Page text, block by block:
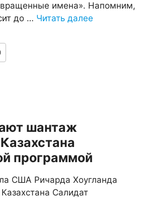
имена». Напомним,
до … Читать далее
шантаж
программой
США Ричарда Хоугланда
Салидат